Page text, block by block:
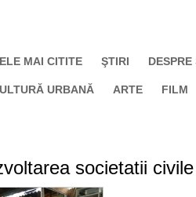
MAI CITITE ŞTIRI DESPRE
URBANĂ ARTE FILM
societatii civile